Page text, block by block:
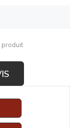
produit